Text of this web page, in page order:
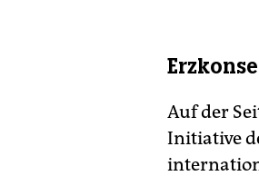
Auf der
Initiative